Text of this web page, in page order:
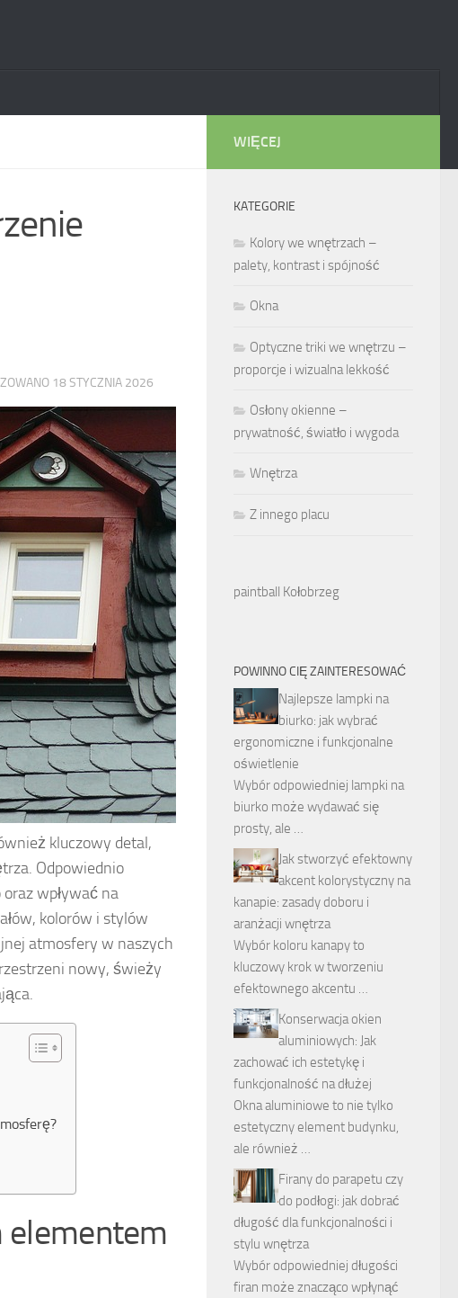
18 STYCZNIA 2026
kluczowy detal,
Odpowiednio
wpływać na
kolorów i stylów
atmosfery w naszych
nowy, świeży
elementem
WIĘCEJ
KATEGORIE
Kolory we wnętrzach –
palety, kontrast i spójność
Okna
Optyczne triki we wnętrzu –
proporcje i wizualna lekkość
Osłony okienne –
prywatność, światło i wygoda
Wnętrza
Z innego placu
paintball Kołobrzeg
POWINNO CIĘ ZAINTERESOWAĆ
Najlepsze lampki na
biurko: jak wybrać
ergonomiczne i funkcjonalne
oświetlenie
Wybór odpowiedniej lampki na
biurko może wydawać się
prosty, ale …
Jak stworzyć efektowny
akcent kolorystyczny na
kanapie: zasady doboru i
aranżacji wnętrza
Wybór koloru kanapy to
kluczowy krok w tworzeniu
efektownego akcentu …
Konserwacja okien
aluminiowych: Jak
zachować ich estetykę i
funkcjonalność na dłużej
Okna aluminiowe to nie tylko
estetyczny element budynku,
ale również …
Firany do parapetu czy
do podłogi: jak dobrać
długość dla funkcjonalności i
stylu wnętrza
Wybór odpowiedniej długości
firan może znacząco wpłynąć